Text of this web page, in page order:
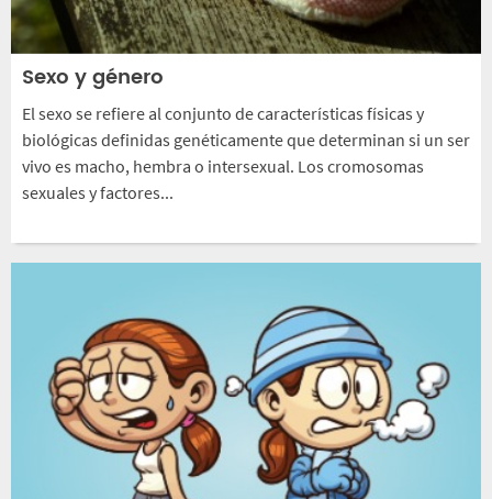
Sexo y género
El sexo se refiere al conjunto de características físicas y
biológicas definidas genéticamente que determinan si un ser
vivo es macho, hembra o intersexual. Los cromosomas
sexuales y factores...